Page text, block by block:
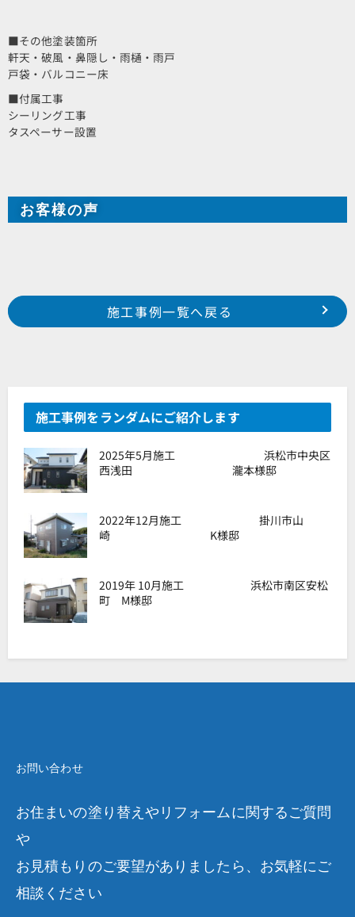
■その他塗装箇所
軒天・破風・鼻隠し・雨樋・雨戸
戸袋・バルコニー床
■付属工事
シーリング工事
タスペーサー設置
お客様の声
Prev
2024年9月施工 浜松市中央区米津町 H様邸
施工事例一覧へ戻る
施工事例をランダムにご紹介します
2025年5月施工 浜松市中央区
西浅田 瀧本様邸
2022年12月施工 掛川市山
崎 K様邸
2019年 10月施工 浜松市南区安松
町 M様邸
お問い合わせ
お住まいの塗り替えやリフォームに関するご質問
や
お見積もりのご要望がありましたら、お気軽にご
相談ください